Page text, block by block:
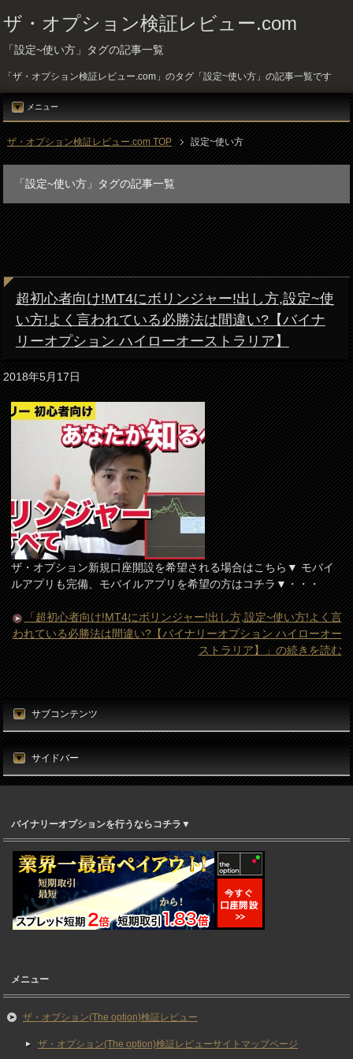
ザ・オプション検証レビュー.com
「設定~使い方」タグの記事一覧
「ザ・オプション検証レビュー.com」のタグ「設定~使い方」の記事一覧です
メニュー
ザ・オプション検証レビュー.com TOP 設定~使い方
「設定~使い方」タグの記事一覧
超初心者向け!MT4にボリンジャー!出し方,設定~使
い方!よく言われている必勝法は間違い?【バイナ
リーオプション ハイローオーストラリア】
2018年5月17日
ザ・オプション新規口座開設を希望される場合はこちら▼ モバイ
ルアプリも完備、モバイルアプリを希望の方はコチラ▼・・・
「超初心者向け!MT4にボリンジャー!出し方,設定~使い方!よく言
われている必勝法は間違い?【バイナリーオプション ハイローオー
ストラリア】」の続きを読む
サブコンテンツ
サイドバー
バイナリーオプションを行うならコチラ▼
メニュー
ザ・オプション(The option)検証レビュー
ザ・オプション(The option)検証レビューサイトマップページ